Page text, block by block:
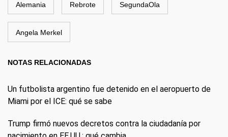
Alemania Rebrote SegundaOla
Angela Merkel
NOTAS RELACIONADAS
Un futbolista argentino fue detenido en el aeropuerto de
Miami por el ICE: qué se sabe
Trump firmó nuevos decretos contra la ciudadanía por